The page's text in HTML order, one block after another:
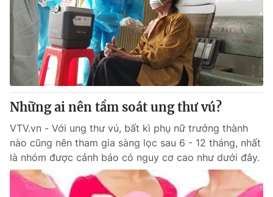
® Cấm sao chép dưới mọi hình thức nếu không có sự chấp
thuận bằng văn bản. Ghi rõ nguồn VTV.vn khi phát hành lại
thông tin từ website này.
Những ai nên tầm soát ung thư vú?
VTV.vn - Với ung thư vú, bất kì phụ nữ trưởng thành
nào cũng nên tham gia sàng lọc sau 6 - 12 tháng, nhất
là nhóm được cảnh báo có nguy cơ cao như dưới đây.